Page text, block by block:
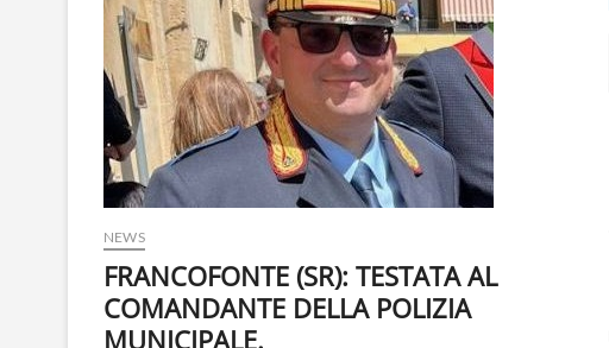
NEWS
FRANCOFONTE (SR): TESTATA AL
COMANDANTE DELLA POLIZIA
MUNICIPALE.